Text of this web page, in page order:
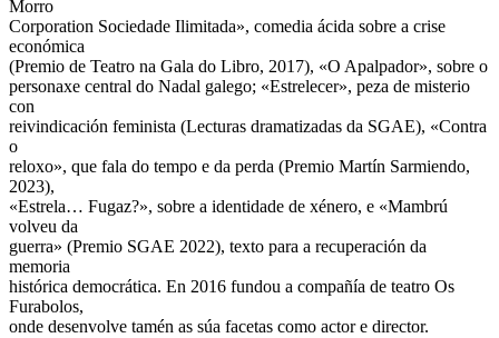
Morro
Corporation Sociedade Ilimitada», comedia ácida sobre a crise
económica
(Premio de Teatro na Gala do Libro, 2017), «O Apalpador», sobre o
personaxe central do Nadal galego; «Estrelecer», peza de misterio
con
reivindicación feminista (Lecturas dramatizadas da SGAE), «Contra
o
reloxo», que fala do tempo e da perda (Premio Martín Sarmiendo,
2023),
«Estrela… Fugaz?», sobre a identidade de xénero, e «Mambrú
volveu da
guerra» (Premio SGAE 2022), texto para a recuperación da
memoria
histórica democrática. En 2016 fundou a compañía de teatro Os
Furabolos,
onde desenvolve tamén as súa facetas como actor e director.